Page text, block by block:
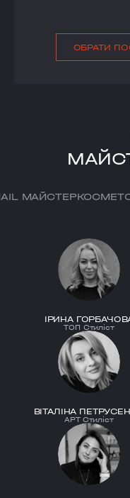
ОБРАТИ
МАЙСТЕР
ІРИНА
ТОП Стиліст
ВІТАЛІНА
АРТ Стиліст